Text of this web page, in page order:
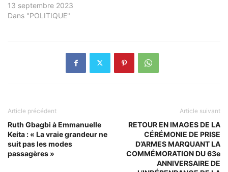
13 septembre 2023
Dans "POLITIQUE"
Article précédent
Ruth Gbagbi à Emmanuelle
Keita : « La vraie grandeur ne
suit pas les modes
passagères »
Article suivant
RETOUR EN IMAGES DE LA
CÉRÉMONIE DE PRISE
D’ARMES MARQUANT LA
COMMÉMORATION DU 63e
ANNIVERSAIRE DE